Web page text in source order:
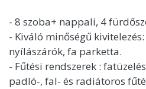
- 8 szoba+ nappali, 4
- Kiváló minőségű
nyílászárók, fa parketta.
- Fűtési rendszerek :
padló-, fal- és radiátoros